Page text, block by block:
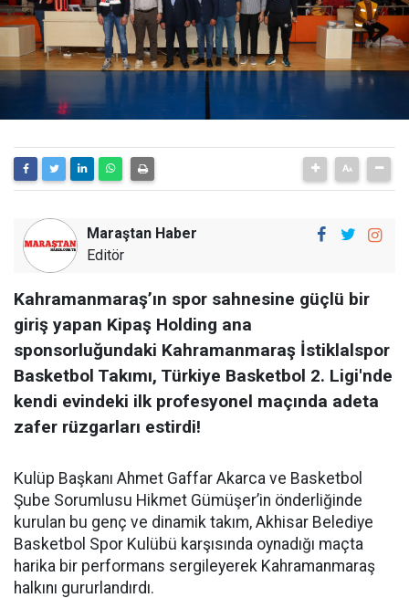
Maraştan Haber
Editör
Kahramanmaraş’ın spor sahnesine güçlü bir
giriş yapan Kipaş Holding ana
sponsorluğundaki Kahramanmaraş İstiklalspor
Basketbol Takımı, Türkiye Basketbol 2. Ligi'nde
kendi evindeki ilk profesyonel maçında adeta
zafer rüzgarları estirdi!
Kulüp Başkanı Ahmet Gaffar Akarca ve Basketbol
Şube Sorumlusu Hikmet Gümüşer’in önderliğinde
kurulan bu genç ve dinamik takım, Akhisar Belediye
Basketbol Spor Kulübü karşısında oynadığı maçta
harika bir performans sergileyerek Kahramanmaraş
halkını gururlandırdı.